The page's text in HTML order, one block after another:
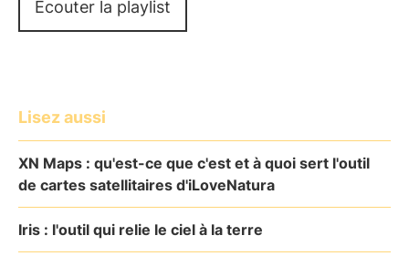
Écouter la playlist
Lisez aussi
XN Maps : qu'est-ce que c'est et à quoi sert l'outil
de cartes satellitaires d'iLoveNatura
Iris : l'outil qui relie le ciel à la terre